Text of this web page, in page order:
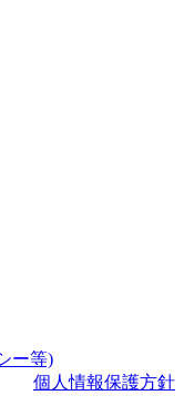
ー等)
個人情報保護方針